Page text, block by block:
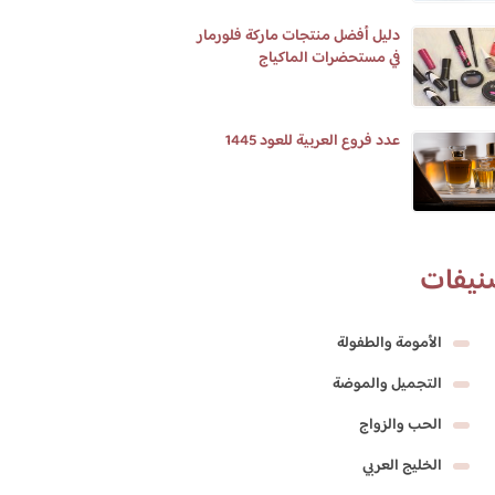
دليل أفضل منتجات ماركة فلورمار
في مستحضرات الماكياج
عدد فروع العربية للعود 1445
الأمومة والطفولة
التجميل والموضة
الحب والزواج
الخليج العربي